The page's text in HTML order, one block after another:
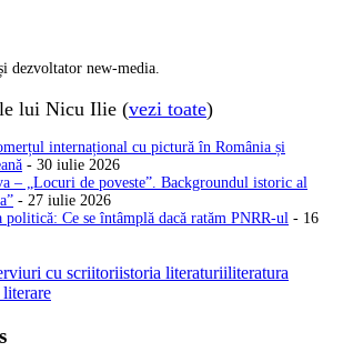
dezvoltator new-media.
lui Nicu Ilie (vezi toate)
internațional cu pictură în România și
- 30 iulie 2026
– „Locuri de poveste”. Backgroundul istoric al
- 27 iulie 2026
Ce se întâmplă dacă ratăm PNRR-ul - 16
cu scriitoriistoria literaturiiliteratura